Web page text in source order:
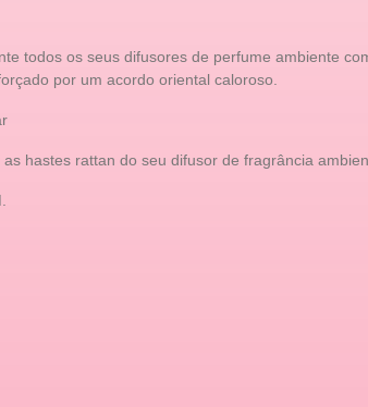
todos os seus difusores de perfume ambiente
por um acordo oriental caloroso.
hastes rattan do seu difusor de fragrância